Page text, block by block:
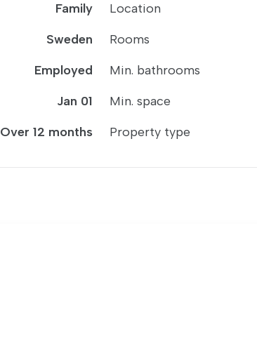
Family
Sweden
Employed
Jan 01
Over 12 months
Location
Rooms
Min. bathrooms
Min. space
Property type